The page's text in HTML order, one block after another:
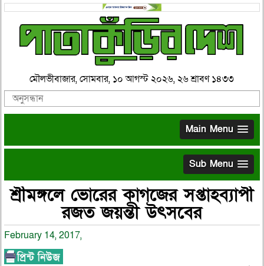
মৌলভীবাজার, সোমবার, ১০ আগস্ট ২০২৬, ২৬ শ্রাবণ ১৪৩৩
Main Menu
Sub Menu
শ্রীমঙ্গলে ভোরের কাগজের সপ্তাহব্যাপী
রজত জয়ন্তী উৎসবের
February 14, 2017,